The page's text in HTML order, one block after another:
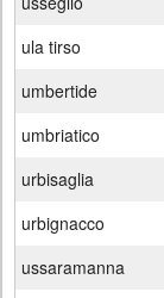
ula tirso
umbertide
umbriatico
urbisaglia
urbignacco
ussaramanna